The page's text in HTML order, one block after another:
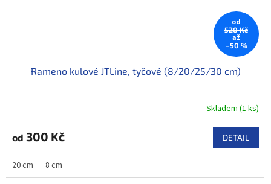
od
520 Kč
až
–50 %
Rameno kulové JTLine, tyčové (8/20/25/30 cm)
Skladem (1 ks)
od 300 Kč DETAIL
20 cm 8 cm